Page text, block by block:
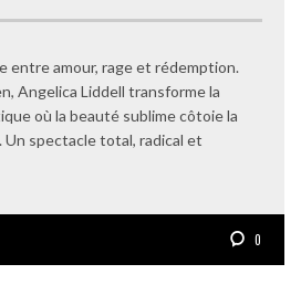
entre amour, rage et rédemption.
Angelica Liddell transforme la
où la beauté sublime côtoie la
spectacle total, radical et
0